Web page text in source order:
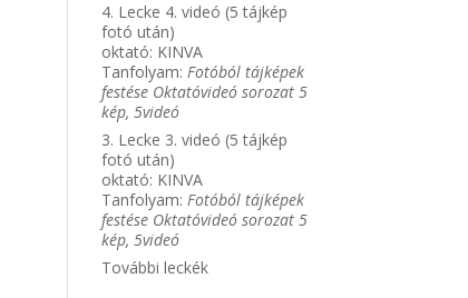
4. Lecke 4. videó (5 tájkép
fotó után)
oktató: KINVA
Tanfolyam:Fotóból tájképek
festése Oktatóvideó sorozat 5
kép, 5videó
3. Lecke 3. videó (5 tájkép
fotó után)
oktató: KINVA
Tanfolyam:Fotóból tájképek
festése Oktatóvideó sorozat 5
kép, 5videó
További leckék